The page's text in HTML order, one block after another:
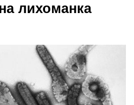
лихоманка